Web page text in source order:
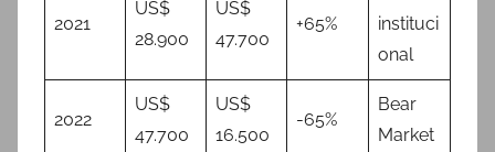
2021
US$
28.900
US$
47.700
+65%
instituci
onal
2022
US$
47.700
US$
16.500
-65%
Bear
Market